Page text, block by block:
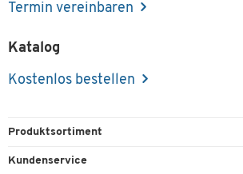
Termin vereinbaren
Katalog
Kostenlos bestellen
Produktsortiment
Büroausstattung
Kundenservice